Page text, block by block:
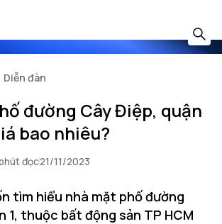
Diễn đàn
đường Cây Điệp, quận
bao nhiêu?
đọc21/11/2023
tìm hiểu nhà mặt phố đường
1, thuộc bất động sản TP HCM